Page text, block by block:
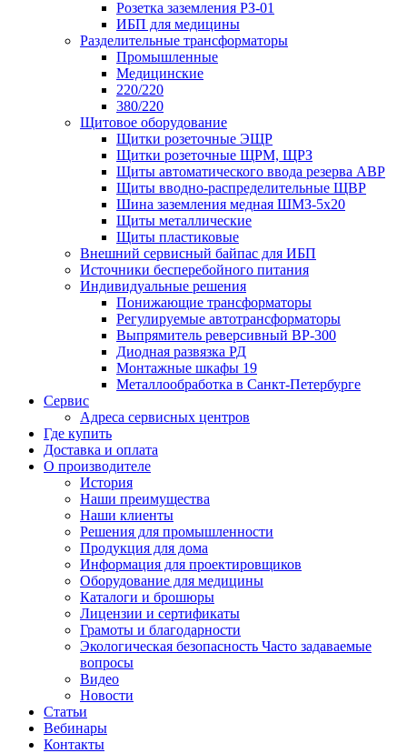
Розетка заземления РЗ-01
ИБП для медицины
Разделительные трансформаторы
Промышленные
Медицинские
220/220
380/220
Щитовое оборудование
Щитки розеточные ЭЩР
Щитки розеточные ЩРМ, ЩРЗ
Щиты автоматического ввода резерва АВР
Щиты вводно-распределительные ЩВР
Шина заземления медная ШМЗ-5х20
Щиты металлические
Щиты пластиковые
Внешний сервисный байпас для ИБП
Источники бесперебойного питания
Индивидуальные решения
Понижающие трансформаторы
Регулируемые автотрансформаторы
Выпрямитель реверсивный ВР-300
Диодная развязка РД
Монтажные шкафы 19
Металлообработка в Санкт-Петербурге
Сервис
Адреса сервисных центров
Где купить
Доставка и оплата
О производителе
История
Наши преимущества
Наши клиенты
Решения для промышленности
Продукция для дома
Информация для проектировщиков
Оборудование для медицины
Каталоги и брошюры
Лицензии и сертификаты
Грамоты и благодарности
Экологическая безопасность Часто задаваемые
вопросы
Видео
Новости
Статьи
Вебинары
Контакты